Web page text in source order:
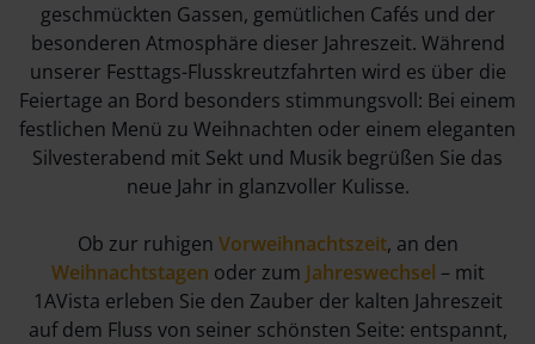
geschmückten Gassen, gemütlichen Cafés und der
besonderen Atmosphäre dieser Jahreszeit. Während
unserer Festtags-Flusskreutzfahrten wird es über die
Feiertage an Bord besonders stimmungsvoll: Bei einem
festlichen Menü zu Weihnachten oder einem eleganten
Silvesterabend mit Sekt und Musik begrüßen Sie das
neue Jahr in glanzvoller Kulisse.
Ob zur ruhigen Vorweihnachtszeit, an den
Weihnachtstagen oder zum Jahreswechsel – mit
1AVista erleben Sie den Zauber der kalten Jahreszeit
auf dem Fluss von seiner schönsten Seite: entspannt,